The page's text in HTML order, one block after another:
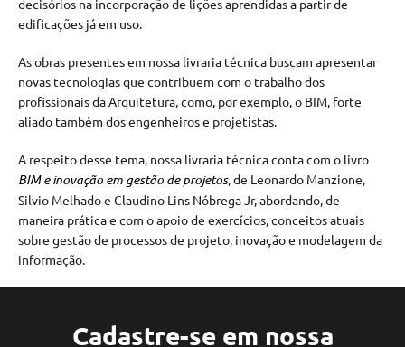
decisórios na incorporação de lições aprendidas a partir de
edificações já em uso.
As obras presentes em nossa livraria técnica buscam apresentar
novas tecnologias que contribuem com o trabalho dos
profissionais da Arquitetura, como, por exemplo, o BIM, forte
aliado também dos engenheiros e projetistas.
A respeito desse tema, nossa livraria técnica conta com o livro
BIM e inovação em gestão de projetos, de Leonardo Manzione,
Silvio Melhado e Claudino Lins Nóbrega Jr, abordando, de
maneira prática e com o apoio de exercícios, conceitos atuais
sobre gestão de processos de projeto, inovação e modelagem da
informação.
Cadastre-se em nossa